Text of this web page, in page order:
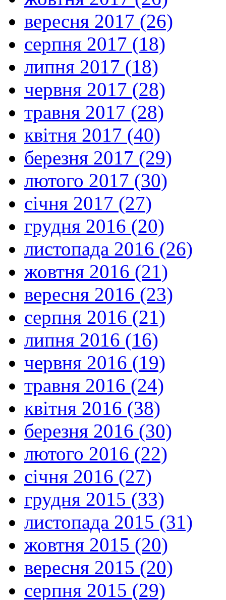
вересня 2017 (26)
серпня 2017 (18)
липня 2017 (18)
червня 2017 (28)
травня 2017 (28)
квітня 2017 (40)
березня 2017 (29)
лютого 2017 (30)
січня 2017 (27)
грудня 2016 (20)
листопада 2016 (26)
жовтня 2016 (21)
вересня 2016 (23)
серпня 2016 (21)
липня 2016 (16)
червня 2016 (19)
травня 2016 (24)
квітня 2016 (38)
березня 2016 (30)
лютого 2016 (22)
січня 2016 (27)
грудня 2015 (33)
листопада 2015 (31)
жовтня 2015 (20)
вересня 2015 (20)
серпня 2015 (29)